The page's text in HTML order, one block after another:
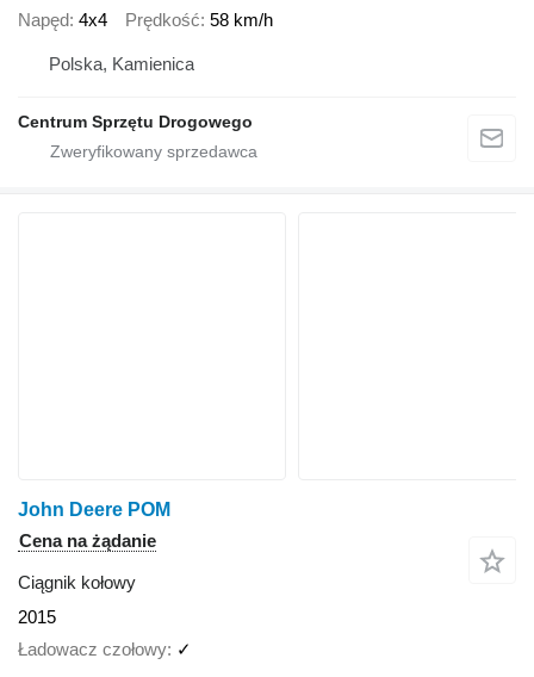
Napęd 4x4 Prędkość 58 km/h
Polska, Kamienica
Centrum Sprzętu Drogowego
John Deere POM
Cena na żądanie
Ciągnik kołowy
2015
Ładowacz czołowy ✓